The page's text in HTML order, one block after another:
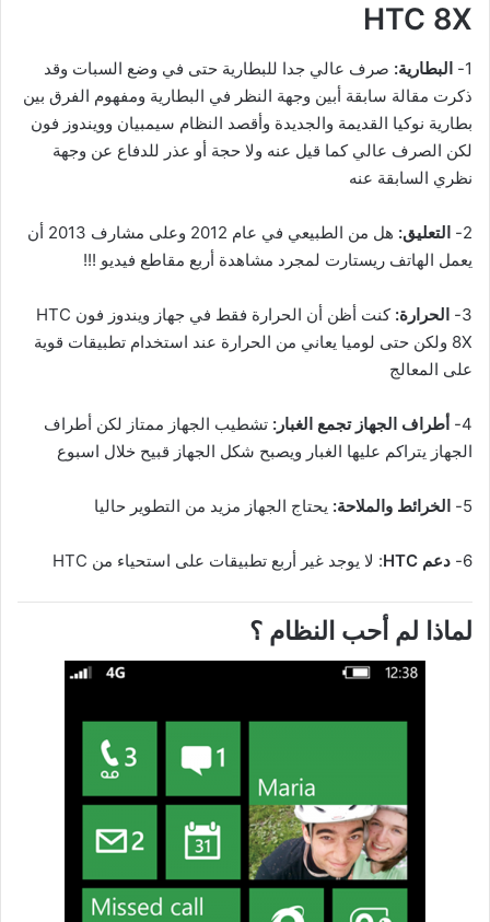
HTC 8X
1- البطارية: صرف عالي جدا للبطارية حتى في وضع السبات وقد
ذكرت مقالة سابقة أبين وجهة النظر في البطارية ومفهوم الفرق بين
بطارية نوكيا القديمة والجديدة وأقصد النظام سيمبيان وويندوز فون
لكن الصرف عالي كما قيل عنه ولا حجة أو عذر للدفاع عن وجهة
نظري السابقة عنه
2- التعليق:
هل من الطبيعي في عام 2012 وعلى مشارف 2013 أن
يعمل الهاتف ريستارت لمجرد مشاهدة أربع مقاطع فيديو !!!
3- الحرارة:
كنت أظن أن الحرارة فقط في جهاز ويندوز فون HTC
8X ولكن حتى لوميا يعاني من الحرارة عند استخدام تطبيقات قوية
على المعالج
4- أطراف الجهاز تجمع الغبار: تشطيب الجهاز ممتاز لكن أطراف
الجهاز يتراكم عليها الغبار ويصبح شكل الجهاز قبيح خلال اسبوع
5- الخرائط والملاحة: يحتاج الجهاز مزيد من التطوير حاليا
6- دعم HTC : لا يوجد غير أربع تطبيقات على استحياء من HTC
لماذا لم أحب النظام ؟